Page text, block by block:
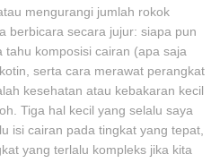
mengurangi jumlah rokok
berbicara secara jujur: siapa pun
komposisi cairan (apa saja
serta cara merawat perangkat
kesehatan atau kebakaran kecil
Tiga hal kecil yang selalu saya
isi cairan pada tingkat yang tepat,
yang terlalu kompleks jika kita